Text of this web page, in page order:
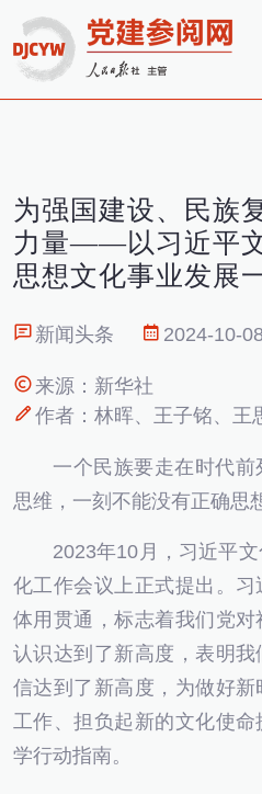
为强国建设、民族
力量——以习近平
思想文化事业发展
新闻头条 2024-10-
来源：新华社
作者：林晖、王子铭、王
一个民族要走在时代前
思维，一刻不能没有正确思
2023年10月，习近平文
化工作会议上正式提出。习
体用贯通，标志着我们党
认识达到了新高度，表明
信达到了新高度，为做好
工作、担负起新的文化使
学行动指南。